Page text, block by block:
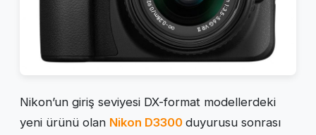
Nikon’un giriş seviyesi DX-format modellerdeki
yeni ürünü olan Nikon D3300 duyurusu sonrası